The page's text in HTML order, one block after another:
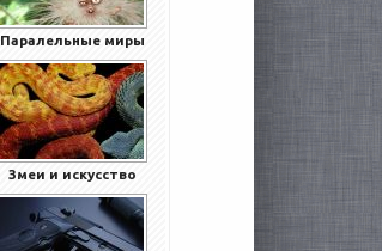
Паралельные миры
Змеи и искусство